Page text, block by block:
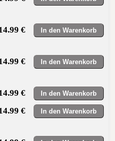
€
€
€
€